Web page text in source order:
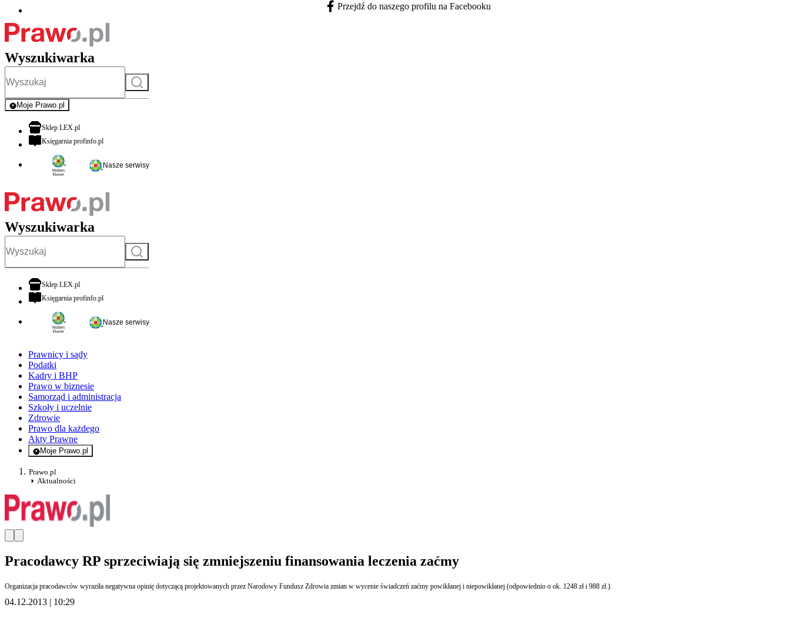
Facebook - otwiera się w nowej karcie
Przejdź do naszego profilu na Facebooku
Wyszukiwarka
Szukaj
Moje Prawo.pl
- rejestracja i logowanie do serwisu
Sklep LEX.plotwiera się w nowej karcie
Księgarnia profinfo.plotwiera się w nowej karcie
Nasze serwisy
Wyszukiwarka
Szukaj
Sklep LEX.plotwiera się w nowej karcie
Księgarnia profinfo.plotwiera się w nowej karcie
Nasze serwisy
Prawnicy i sądy
Podatki
Kadry i BHP
Prawo w biznesie
Samorząd i administracja
Szkoły i uczelnie
Zdrowie
Prawo dla każdego
Akty Prawne
Moje Prawo.pl
- rejestracja i logowanie do serwisu
Prawo.pl
Aktualności
Pracodawcy RP sprzeciwiają się zmniejszeniu finansowania leczenia zaćmy
Organizacja pracodawców wyraziła negatywna opinię dotyczącą projektowanych przez Narodowy Fundusz Zdrowia zmian w wycenie świadczeń zaćmy powikłanej i niepowikłanej (odpowiednio o ok. 1248 zł i 988 zł.).
04.12.2013 | 10:29